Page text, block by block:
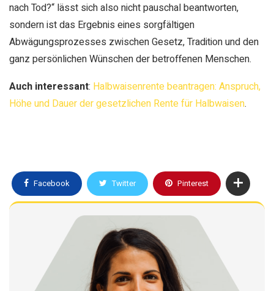
nach Tod?“ lässt sich also nicht pauschal beantworten,
sondern ist das Ergebnis eines sorgfältigen
Abwägungsprozesses zwischen Gesetz, Tradition und den
ganz persönlichen Wünschen der betroffenen Menschen.
Auch interessant: Halbwaisenrente beantragen: Anspruch,
Höhe und Dauer der gesetzlichen Rente für Halbwaisen.
Facebook Twitter Pinterest